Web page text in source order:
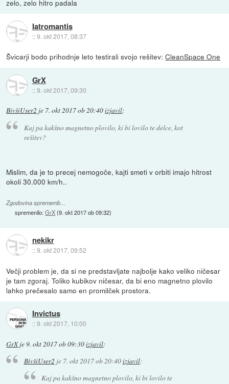
zelo, zelo hitro padala
Iatromantis
::9. okt 2017, 08:37
Švicarji bodo prihodnje leto testirali svojo rešitev:CleanSpace One
GrX
::9. okt 2017, 09:30
BivšiUser2 je 7. okt 2017 ob 20:40izjavil:
Kaj pa kakšno magnetno plovilo, ki bi lovilo te delce, kot
rešitev?
Mislim, da je to precej nemogoče, kajti smeti v orbiti imajo hitrost
okoli 30.000 km/h..
Zgodovina sprememb…
spremenilo:GrX(9. okt 2017 ob 09:32)
nekikr
::9. okt 2017, 09:52
Večji problem je, da si ne predstavljate najbolje kako veliko ničesar
je tam zgoraj. Toliko kubikov ničesar, da bi eno magnetno plovilo
lahko prečesalo samo en promilček prostora.
Invictus
::9. okt 2017, 10:00
GrXje9. okt 2017 ob 09:30izjavil:
BivšiUser2je 7. okt 2017 ob 20:40izjavil:
Kaj pa kakšno magnetno plovilo, ki bi lovilo te